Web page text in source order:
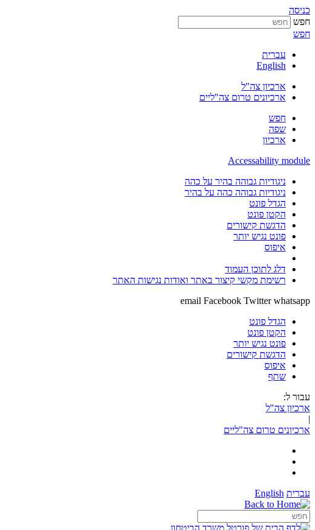
כניסה
חפש
חפש
עברית
English
ארכיון צה"ל
ארכיונים טרום צה"ליים
חפש
שפה
ארכיון
Accessability module
ניגודיות גבוהה בהיר על כהה
ניגודיות גבוהה כהה על בהיר
הגדל פונט
הקטן פונט
הדגשת קישורים
פונט נגיש יותר
איפוס
דלג לתוכן העמוד
רשימת מקשי קיצור באתר ואודות נגישות האתר
email Facebook Twitter whatsapp
הגדל פונט
הקטן פונט
פונט נגיש יותר
הדגשת קישורים
איפוס
שתף
עבור ל:
ארכיון צה"ל
|
ארכיונים טרום צה"ליים
עברית English